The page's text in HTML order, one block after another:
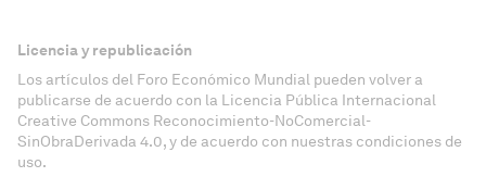
Licencia y republicación
Los artículos del Foro Económico Mundial pueden volver a
publicarse de acuerdo con la Licencia Pública Internacional
Creative Commons Reconocimiento-NoComercial-
SinObraDerivada 4.0, y de acuerdo con nuestras condiciones de
uso.